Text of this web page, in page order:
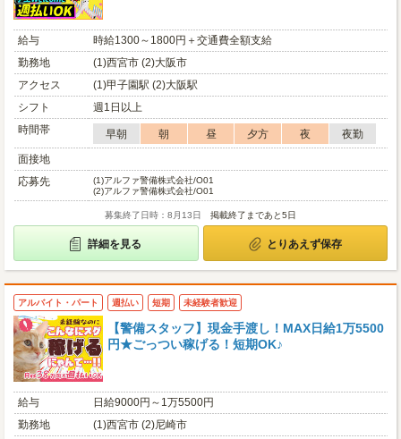
給与
時給1300～1800円＋交通費全額支給
勤務地
(1)西宮市 (2)大阪市
アクセス
(1)甲子園駅 (2)大阪駅
シフト
週1日以上
時間帯
早朝 朝 昼 夕方 夜
夜勤
面接地
応募先
(1)アルファ警備株式会社/O01
(2)アルファ警備株式会社/O01
募集終了日時：8月13日 掲載終了まであと5日
詳細を見る とりあえず保存
アルバイト・パート 週払い 短期 未経験者歓迎
【警備スタッフ】現金手渡し！MAX日給1万5500
円★ごっつい稼げる！短期OK♪
給与
日給9000円～1万5500円
勤務地
(1)西宮市 (2)尼崎市